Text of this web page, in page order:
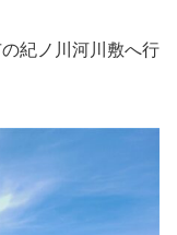
紀ノ川河川敷へ行